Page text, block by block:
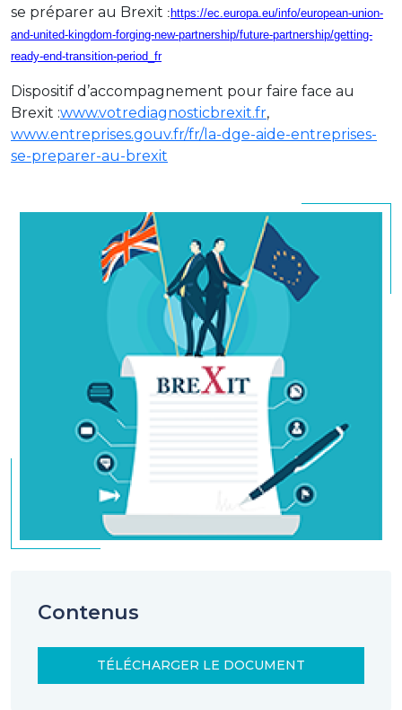
se préparer au Brexit : https://ec.europa.eu/info/european-union-
and-united-kingdom-forging-new-partnership/future-partnership/getting-
ready-end-transition-period_fr
Dispositif d’accompagnement pour faire face au
Brexit :www.votrediagnosticbrexit.fr,
www.entreprises.gouv.fr/fr/la-dge-aide-entreprises-
se-preparer-au-brexit
Contenus
TÉLÉCHARGER LE DOCUMENT